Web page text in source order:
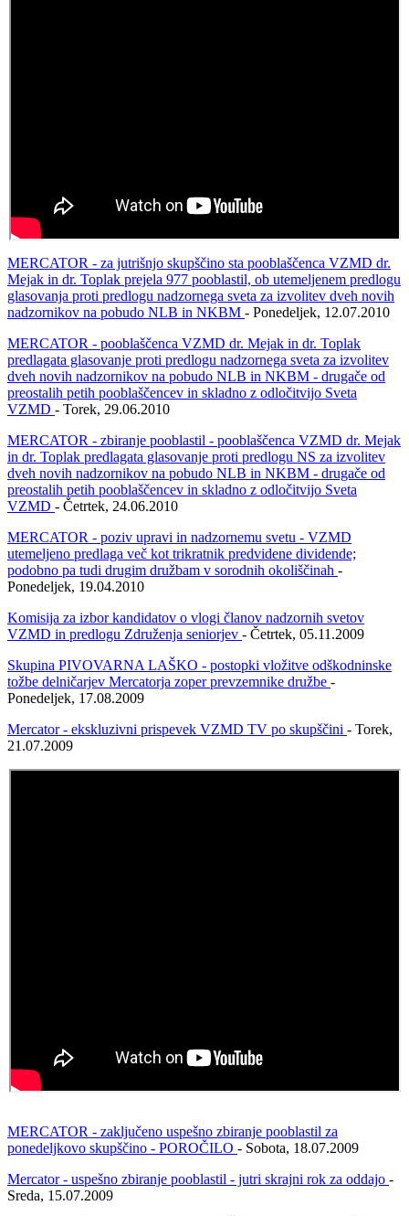
MERCATOR - za jutrišnjo skupščino sta pooblaščenca VZMD dr.
Mejak in dr. Toplak prejela 977 pooblastil, ob utemeljenem predlogu
glasovanja proti predlogu nadzornega sveta za izvolitev dveh novih
nadzornikov na pobudo NLB in NKBM - Ponedeljek, 12.07.2010
MERCATOR - pooblaščenca VZMD dr. Mejak in dr. Toplak
predlagata glasovanje proti predlogu nadzornega sveta za izvolitev
dveh novih nadzornikov na pobudo NLB in NKBM - drugače od
preostalih petih pooblaščencev in skladno z odločitvijo Sveta
VZMD - Torek, 29.06.2010
MERCATOR - zbiranje pooblastil - pooblaščenca VZMD dr. Mejak
in dr. Toplak predlagata glasovanje proti predlogu NS za izvolitev
dveh novih nadzornikov na pobudo NLB in NKBM - drugače od
preostalih petih pooblaščencev in skladno z odločitvijo Sveta
VZMD - Četrtek, 24.06.2010
MERCATOR - poziv upravi in nadzornemu svetu - VZMD
utemeljeno predlaga več kot trikratnik predvidene dividende;
podobno pa tudi drugim družbam v sorodnih okoliščinah -
Ponedeljek, 19.04.2010
Komisija za izbor kandidatov o vlogi članov nadzornih svetov
VZMD in predlogu Združenja seniorjev - Četrtek, 05.11.2009
Skupina PIVOVARNA LAŠKO - postopki vložitve odškodninske
tožbe delničarjev Mercatorja zoper prevzemnike družbe -
Ponedeljek, 17.08.2009
Mercator - ekskluzivni prispevek VZMD TV po skupščini - Torek,
21.07.2009
MERCATOR - zaključeno uspešno zbiranje pooblastil za
ponedeljkovo skupščino - POROČILO - Sobota, 18.07.2009
Mercator - uspešno zbiranje pooblastil - jutri skrajni rok za oddajo -
Sreda, 15.07.2009